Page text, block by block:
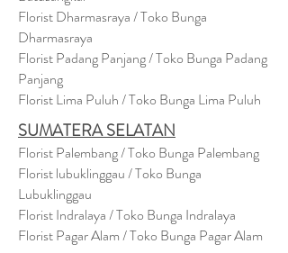
Florist Dharmasraya / Toko Bunga
Dharmasraya
Florist Padang Panjang / Toko Bunga Padang
Panjang
Florist Lima Puluh / Toko Bunga Lima Puluh
SUMATERA SELATAN
Florist Palembang / Toko Bunga Palembang
Florist lubuklinggau / Toko Bunga
Lubuklinggau
Florist Indralaya / Toko Bunga Indralaya
Florist Pagar Alam / Toko Bunga Pagar Alam